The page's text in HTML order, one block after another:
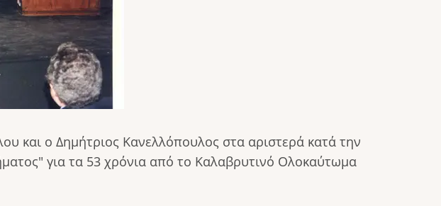
και ο Δημήτριος Κανελλόπουλος στα αριστερά κατά την
για τα 53 χρόνια από το Καλαβρυτινό Ολοκαύτωμα